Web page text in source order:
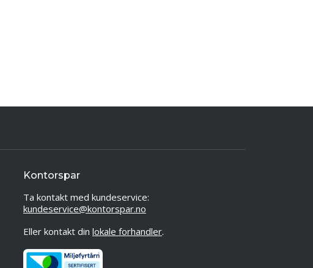
Kontorspar
Ta kontakt med kundeservice:
kundeservice@kontorspar.no
Eller kontakt din lokale forhandler.